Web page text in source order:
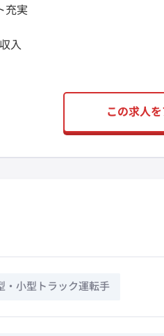
充実
入
この求人
・小型トラック運転手